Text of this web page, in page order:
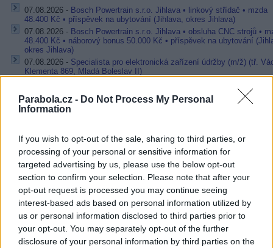
Parabola.cz - Do Not Process My Personal
Information
If you wish to opt-out of the sale, sharing to third parties, or
processing of your personal or sensitive information for
targeted advertising by us, please use the below opt-out
section to confirm your selection. Please note that after your
opt-out request is processed you may continue seeing
interest-based ads based on personal information utilized by
us or personal information disclosed to third parties prior to
your opt-out. You may separately opt-out of the further
disclosure of your personal information by third parties on the
07.08.2026 - Bosch Powertrain s.r.o. Jihlava • linkový střídač • mzda
48.400 Kč • příspěvek na ubytování (Jihlava, okres Jihlava)
07.08.2026 - Bosch Powertrain s.r.o. Jihlava • obsluha CNC strojů •
48.400 Kč • náborový bonus 50.000 Kč • příspěvek na ubytování
okres Jihlava)
07.08.2026 - Specialista pro elektronická zařízení údržby (m/ž) (tř.
Klementa 869, Mladá Boleslav II)
Kč • náborový bonus 50.000 Kč • příspěvek na ubytování (Jihlava,
Jihlava)
06.08.2026 -
... další nabídky zaměstnání
Vybrané články